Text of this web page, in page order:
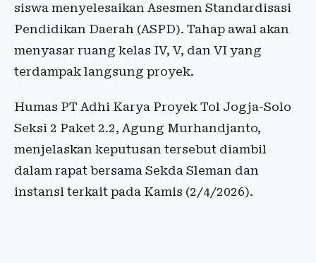
siswa menyelesaikan Asesmen Standardisasi
Pendidikan Daerah (ASPD). Tahap awal akan
menyasar ruang kelas IV, V, dan VI yang
terdampak langsung proyek.
Humas PT Adhi Karya Proyek Tol Jogja-Solo
Seksi 2 Paket 2.2, Agung Murhandjanto,
menjelaskan keputusan tersebut diambil
dalam rapat bersama Sekda Sleman dan
instansi terkait pada Kamis (2/4/2026).